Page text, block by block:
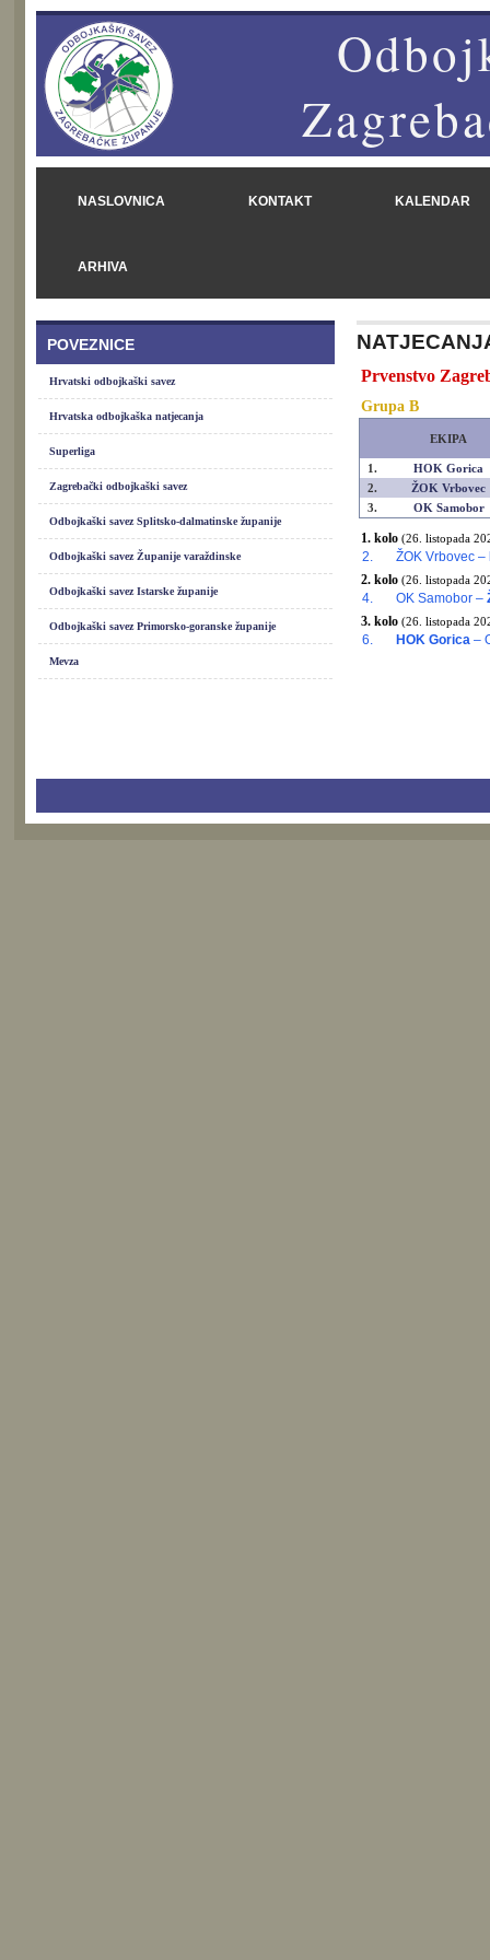
NASLOVNICA KONTAKT KALENDAR
ARHIVA
POVEZNICE
Hrvatski odbojkaški savez
Hrvatska odbojkaška natjecanja
Superliga
Zagrebački odbojkaški savez
Odbojkaški savez Splitsko-dalmatinske županije
Odbojkaški savez Županije varaždinske
Odbojkaški savez Istarske županije
Odbojkaški savez Primorsko-goranske županije
Mevza
Prvenstvo
Grupa B
EKIPA
1.
HOK Gorica
2.
ŽOK Vrbovec
3.
OK Samobor
1. kolo (26. listopada
2. ŽOK Vrbovec –
2. kolo (26. listopada
4. OK Samobor –
3. kolo (26. listopada
6. HOK Gorica –